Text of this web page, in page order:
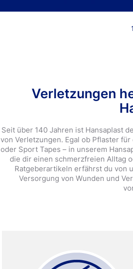
4.212
1
Verletzungen
Seit über 140 Jahren ist Hansaplast
von Verletzungen. Egal ob Pflaster
oder Sport Tapes – in unserem
die dir einen schmerzfreien Alltag
Ratgeberartikeln erfährst du von
Versorgung von Wunden und